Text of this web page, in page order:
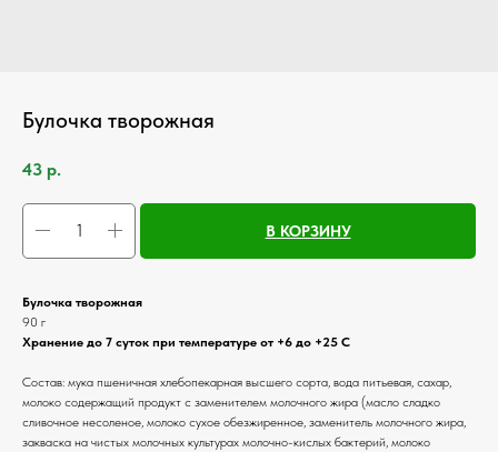
Булочка творожная
43 р.
В КОРЗИНУ
Булочка творожная
90 г
Хранение до 7 суток при температуре от +6 до +25 С
Состав: мука пшеничная хлебопекарная высшего сорта, вода питьевая, сахар,
молоко содержащий продукт с заменителем молочного жира (масло сладко
сливочное несоленое, молоко сухое обезжиренное, заменитель молочного жира,
закваска на чистых молочных культурах молочно-кислых бактерий, молоко